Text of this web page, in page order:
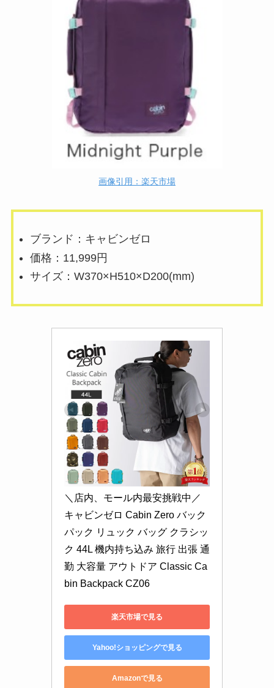
画像引用：楽天市場
ブランド：キャビンゼロ
価格：11,999円
サイズ：W370×H510×D200(mm)
＼店内、モール内最安挑戦中／
キャビンゼロ Cabin Zero バック
パック リュック バッグ クラシッ
ク 44L 機内持ち込み 旅行 出張 通
勤 大容量 アウトドア Classic Ca
bin Backpack CZ06
楽天市場で見る
Yahoo!ショッピングで見る
Amazonで見る